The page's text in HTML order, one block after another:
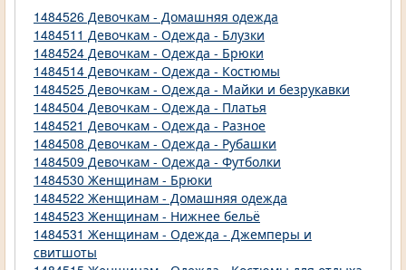
1484526 Девочкам - Домашняя одежда
1484511 Девочкам - Одежда - Блузки
1484524 Девочкам - Одежда - Брюки
1484514 Девочкам - Одежда - Костюмы
1484525 Девочкам - Одежда - Майки и безрукавки
1484504 Девочкам - Одежда - Платья
1484521 Девочкам - Одежда - Разное
1484508 Девочкам - Одежда - Рубашки
1484509 Девочкам - Одежда - Футболки
1484530 Женщинам - Брюки
1484522 Женщинам - Домашняя одежда
1484523 Женщинам - Нижнее бельё
1484531 Женщинам - Одежда - Джемперы и
свитшоты